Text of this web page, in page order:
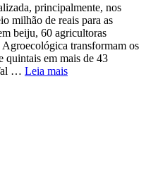
principalmente, nos
milhão de reais para as
beiju, 60 agricultoras
transformam os
quintais em mais de 43
… Leia mais